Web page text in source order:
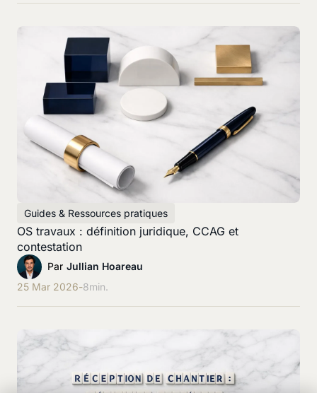
Guides & Ressources pratiques
OS travaux : définition juridique, CCAG et
contestation
Par Jullian Hoareau
25 Mar 2026-8min.